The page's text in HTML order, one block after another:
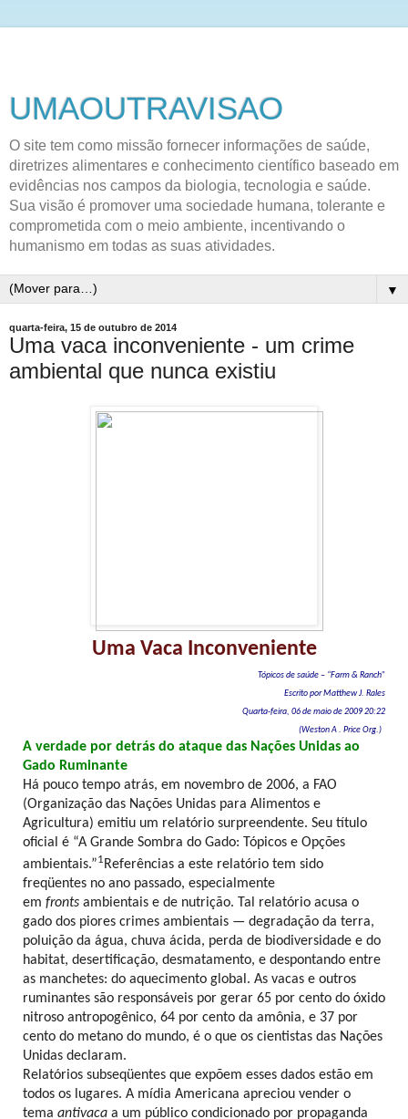
UMAOUTRAVISAO
O site tem como missão fornecer informações de saúde,
diretrizes alimentares e conhecimento científico baseado em
evidências nos campos da biologia, tecnologia e saúde.
Sua visão é promover uma sociedade humana, tolerante e
comprometida com o meio ambiente, incentivando o
humanismo em todas as suas atividades.
▼
quarta-feira, 15 de outubro de 2014
Uma vaca inconveniente - um crime
ambiental que nunca existiu
Uma Vaca Inconveniente
Tópicos de saúde – “Farm & Ranch”
Escrito por Matthew J. Rales
Quarta-feira, 06 de maio de 2009 20:22
(Weston A . Price Org.)
A verdade por detrás do ataque das Nações Unidas ao
Gado Ruminante
Há pouco tempo atrás, em novembro de 2006, a FAO
(Organização das Nações Unidas para Alimentos e
Agricultura) emitiu um relatório surpreendente. Seu título
oficial é “A Grande Sombra do Gado: Tópicos e Opções
ambientais.”1 Referências a este relatório tem sido
freqüentes no ano passado, especialmente
em fronts ambientais e de nutrição. Tal relatório acusa o
gado dos piores crimes ambientais — degradação da terra,
poluição da água, chuva ácida, perda de biodiversidade e do
habitat, desertificação, desmatamento, e despontando entre
as manchetes: do aquecimento global. As vacas e outros
ruminantes são responsáveis por gerar 65 por cento do óxido
nitroso antropogênico, 64 por cento da amônia, e 37 por
cento do metano do mundo, é o que os cientistas das Nações
Unidas declaram.
Relatórios subseqüentes que expõem esses dados estão em
todos os lugares. A mídia Americana apreciou vender o
tema antivaca a um público condicionado por propaganda